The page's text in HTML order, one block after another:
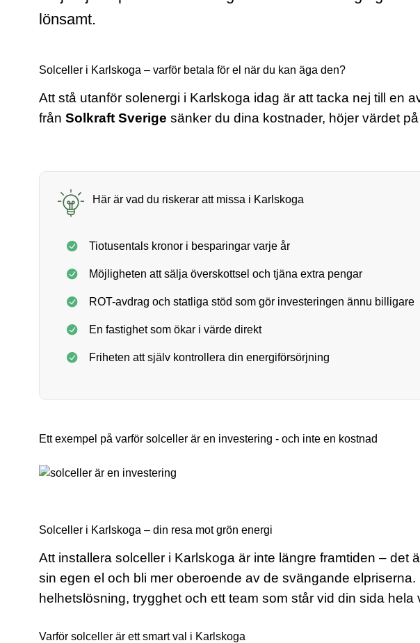
lönsamt.
Solceller i Karlskoga – varför betala för el när du kan äga den?
Att stå utanför solenergi i Karlskoga idag är att tacka nej till en
från Solkraft Sverige sänker du dina kostnader, höjer värdet
Här är vad du riskerar att missa i Karlskoga
Tiotusentals kronor i besparingar varje år
Möjligheten att sälja överskottsel och tjäna extra pengar
ROT-avdrag och statliga stöd som gör investeringen ännu billigare
En fastighet som ökar i värde direkt
Friheten att själv kontrollera din energiförsörjning
Ett exempel på varför solceller är en investering - och inte en kostnad
Solceller i Karlskoga – din resa mot grön energi
Att installera solceller i Karlskoga är inte längre framtiden –
sin egen el och bli mer oberoende av de svängande
helhetslösning, trygghet och ett team som står vid din sida hela
Varför solceller är ett smart val i Karlskoga